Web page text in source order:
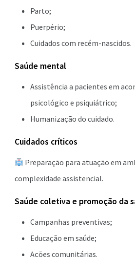
Parto;
Puerpério;
Cuidados com recém-nascidos.
Saúde mental
Assistência a pacientes em
psicológico e psiquiátrico;
Humanização do cuidado.
Cuidados críticos
Preparação para atuação em
complexidade assistencial.
Saúde coletiva e promoção da
Campanhas preventivas;
Educação em saúde;
Ações comunitárias.